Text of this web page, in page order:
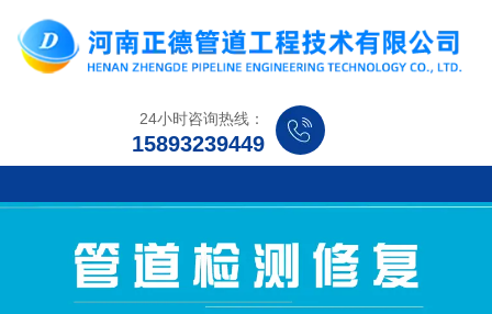
24小时咨询热线：
15893239449